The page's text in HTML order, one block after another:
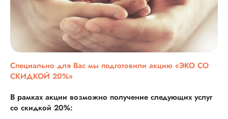
Специально для Вас мы подготовили акцию «ЭКО СО
СКИДКОЙ 20%»
В рамках акции возможно получение следующих услуг
со скидкой 20%: